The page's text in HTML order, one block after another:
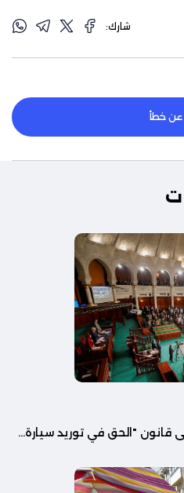
شارك:
عن خطأ
قانون "الحق في توريد سيارة...